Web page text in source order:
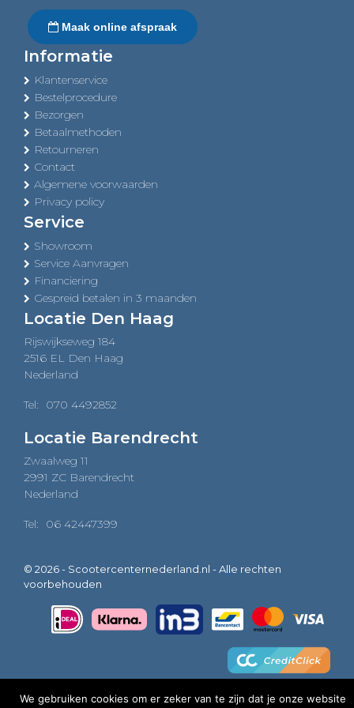
Maak online afspraak
Informatie
Klantenservice
Bestelprocedure
Bezorgen
Betaalmethoden
Retourneren
Contact
Algemene voorwaarden
Privacy policy
Service
Showroom
Service Aanvragen
Financiering
Gespreid betalen in 3 maanden
Locatie Den Haag
Rijswijkseweg 184
2516 EL Den Haag
Nederland
Tel: 070 4492852
Locatie Barendrecht
Zwaalweg 11
2991 ZC Barendrecht
Nederland
Tel: 06 42447399
© 2026 - Scootercenternederland.nl - Alle rechten
voorbehouden
We gebruiken cookies om er zeker van te zijn dat je onze website